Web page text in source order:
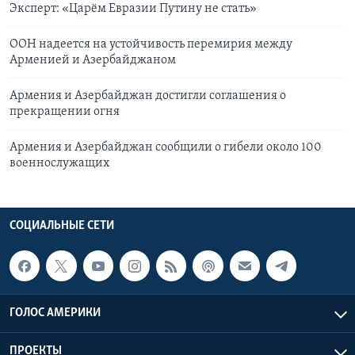
Эксперт: «Царём Евразии Путину не стать»
ООН надеется на устойчивость перемирия между
Арменией и Азербайджаном
Армения и Азербайджан достигли соглашения о
прекращении огня
Армения и Азербайджан сообщили о гибели около 100
военнослужащих
СОЦИАЛЬНЫЕ СЕТИ
ГОЛОС АМЕРИКИ
ПРОЕКТЫ